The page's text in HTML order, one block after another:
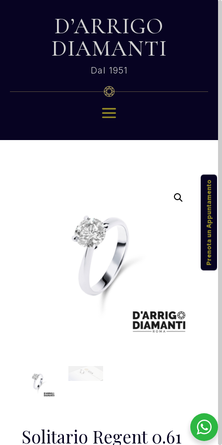
D’ARRIGO
DIAMANTI
Dal 1951
a
Solitario Regent 0.61
Prenota un Appuntamento